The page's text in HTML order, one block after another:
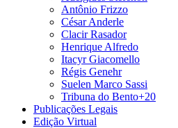
Antônio Frizzo
César Anderle
Clacir Rasador
Henrique Alfredo
Itacyr Giacomello
Régis Genehr
Suelen Marco Sassi
Tribuna do Bento+20
Publicações Legais
Edição Virtual